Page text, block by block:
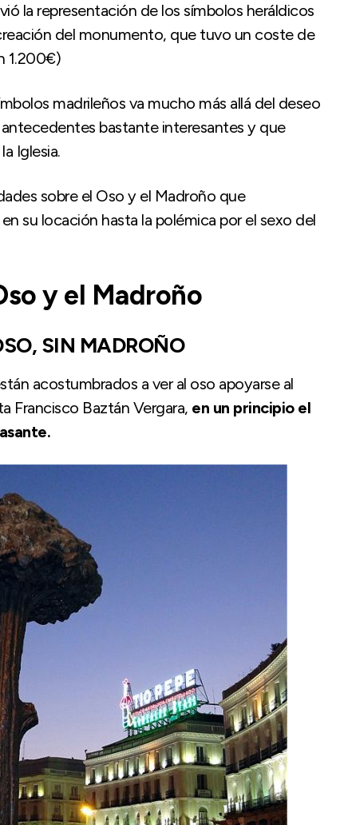
la representación de los símbolos heráldicos
del monumento, que tuvo un coste de
1.200€)
madrileños va mucho más allá del deseo
bastante interesantes y que
Iglesia.
sobre el Oso y el Madroño que
su locación hasta la polémica por el sexo del
y el Madroño
SIN MADROÑO
acostumbrados a ver al oso apoyarse al
Francisco Baztán Vergara, en un principio el